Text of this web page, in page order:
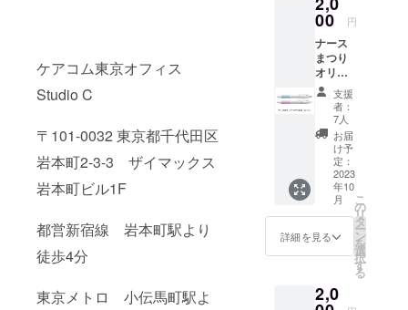
ケアコム東京オフィス
Studio C
〒101-0032 東京都千代田区
岩本町2-3-3 ザイマックス
岩本町ビル1F
都営新宿線 岩本町駅より
徒歩4分
東京メトロ 小伝馬町駅よ
い。服
装：動
きやす
い服装
（激し
い動き
は基本
的にあ
りませ
んの
で、動
きやす
い服装
であれ
ば普段
大丈夫
です。
ざいま
ナース
祭：
10月14
日(土)
15日
(日)、参
加チ
ケット1
枚で両
日参加
いただ
けま
す。メ
イン会
ンライ
ズビル
リーン
の座席
確保
（限定
15席）
＋参加
チケッ
トで
す。 ※
セミ
ナーは
法令に
基づく
医療、
診療行
為では
ござい
CAMPF
画面を
見せて
くださ
い。 ※
ナース
祭：
2023年
10月14
日(土)
15日
(日)、両
日参加
いただ
けま
す。メ
イン会
東京
00 円
ナース
まつり
オリジ
ナル
ボール
ペン付
き限定2
支援
者：
7人
お届
け予
定：
2023
年10
月
詳細を見る
こ
の
リ
タ
ー
ン
を
選
択
す
る
2,0